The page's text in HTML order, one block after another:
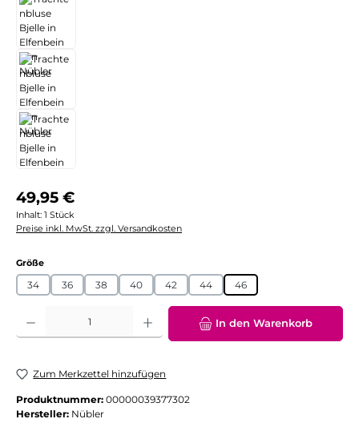
Regulärer Preis:
49,95 €
Inhalt: 1 Stück
Preise inkl. MwSt. zzgl. Versandkosten
Größeauswählen
34 36 38 40 42 44 46
Produkt Anzahl: Gib den gewünschten Wert ein oder benutze die
In den Warenkorb
Zum Merkzettel hinzufügen
Produktnummer: 00000039377302
Hersteller: Nübler